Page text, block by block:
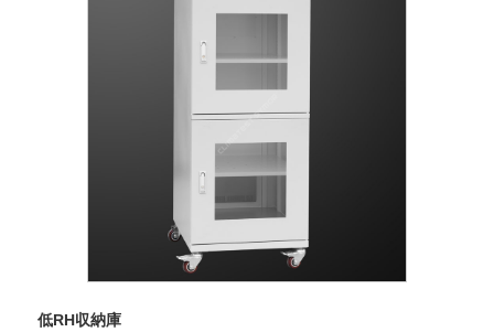
低RH収納庫